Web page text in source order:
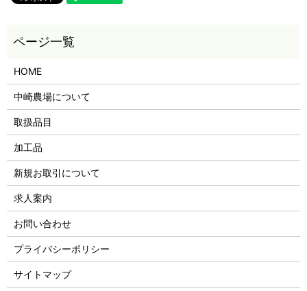
HOME
中崎農場について
取扱品目
加工品
新規お取引について
求人案内
お問い合わせ
プライバシーポリシー
サイトマップ